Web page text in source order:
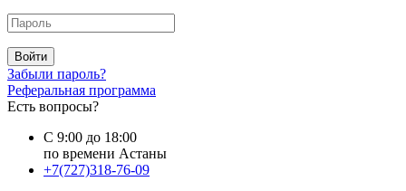
Войти
Забыли пароль?
Реферальная программа
Есть вопросы?
С 9:00 до 18:00
по времени Астаны
+7(727)318-76-09